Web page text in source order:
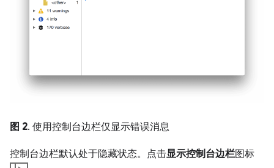
图 2. 使用控制台边栏仅显示错误消息
控制台边栏默认处于隐藏状态。点击显示控制台边栏图标